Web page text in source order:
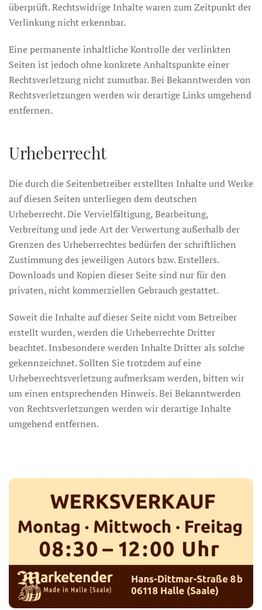
überprüft. Rechtswidrige Inhalte waren zum Zeitpunkt der
Verlinkung nicht erkennbar.
Eine permanente inhaltliche Kontrolle der verlinkten
Seiten ist jedoch ohne konkrete Anhaltspunkte einer
Rechtsverletzung nicht zumutbar. Bei Bekanntwerden von
Rechtsverletzungen werden wir derartige Links umgehend
entfernen.
Urheberrecht
Die durch die Seitenbetreiber erstellten Inhalte und Werke
auf diesen Seiten unterliegen dem deutschen
Urheberrecht. Die Vervielfältigung, Bearbeitung,
Verbreitung und jede Art der Verwertung außerhalb der
Grenzen des Urheberrechtes bedürfen der schriftlichen
Zustimmung des jeweiligen Autors bzw. Erstellers.
Downloads und Kopien dieser Seite sind nur für den
privaten, nicht kommerziellen Gebrauch gestattet.
Soweit die Inhalte auf dieser Seite nicht vom Betreiber
erstellt wurden, werden die Urheberrechte Dritter
beachtet. Insbesondere werden Inhalte Dritter als solche
gekennzeichnet. Sollten Sie trotzdem auf eine
Urheberrechtsverletzung aufmerksam werden, bitten wir
um einen entsprechenden Hinweis. Bei Bekanntwerden
von Rechtsverletzungen werden wir derartige Inhalte
umgehend entfernen.